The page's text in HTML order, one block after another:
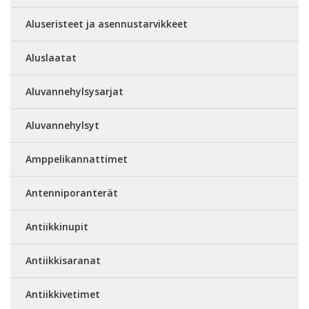
Aluseristeet ja asennustarvikkeet
Aluslaatat
Aluvannehylsysarjat
Aluvannehylsyt
Amppelikannattimet
Antenniporanterät
Antiikkinupit
Antiikkisaranat
Antiikkivetimet